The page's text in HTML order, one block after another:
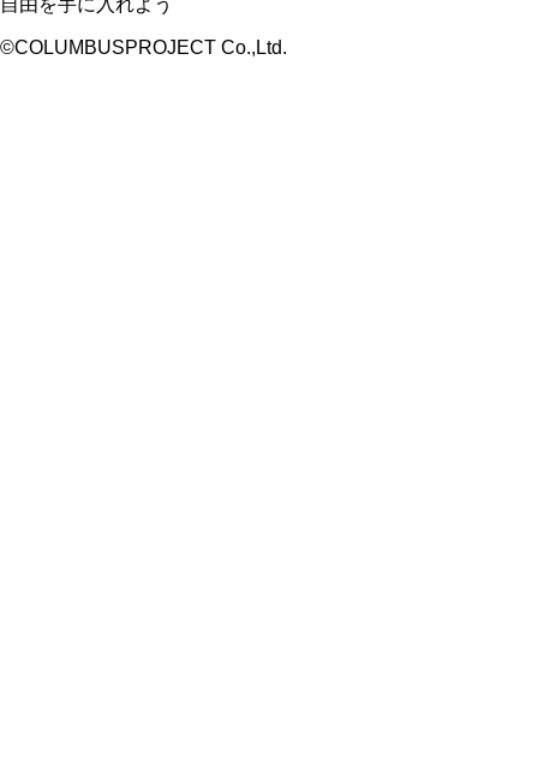
自由を手に入れよう
©COLUMBUSPROJECT Co.,Ltd.